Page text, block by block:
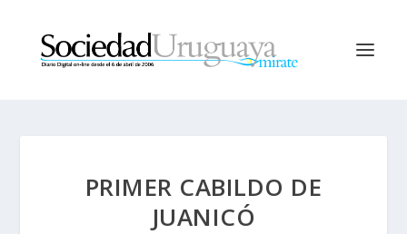
PRIMER CABILDO DE
JUANICÓ